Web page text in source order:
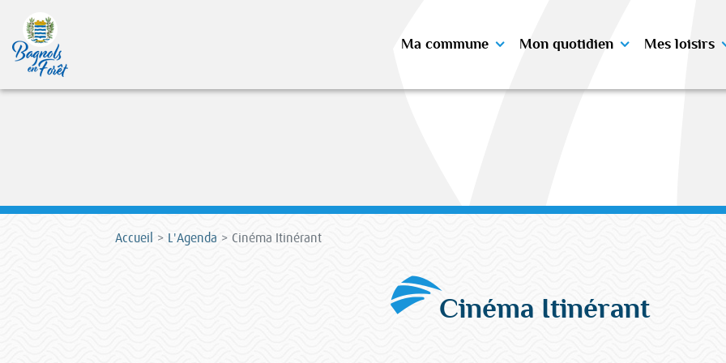
Ma commune Mon quotidien Mes loisirs
Accueil L'Agenda Cinéma Itinérant
Cinéma Itinérant